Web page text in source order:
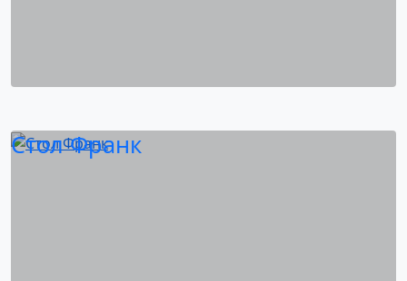
Стол Франк